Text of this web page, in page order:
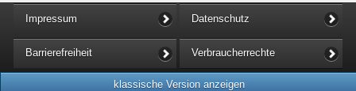
Impressum Datenschutz
Barrierefreiheit Verbraucherrechte
klassische Version anzeigen